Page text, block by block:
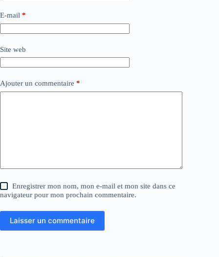
E-mail *
Site web
Ajouter un commentaire *
Enregistrer mon nom, mon e-mail et mon site dans ce
navigateur pour mon prochain commentaire.
Laisser un commentaire